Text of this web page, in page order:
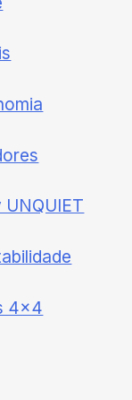
UNQUIET
4×4